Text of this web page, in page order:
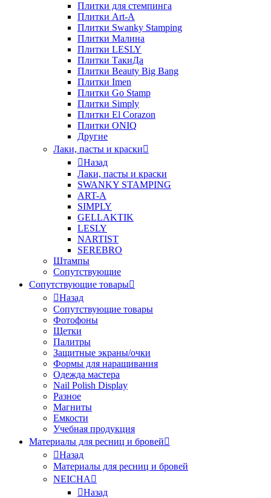
Плитки для стемпинга
Плитки Art-A
Плитки Swanky Stamping
Плитки Малина
Плитки LESLY
Плитки ТакиДа
Плитки Beauty Big Bang
Плитки Imen
Плитки Go Stamp
Плитки Simply
Плитки El Corazon
Плитки ONIQ
Другие
Лаки, пасты и краски
Назад
Лаки, пасты и краски
SWANKY STAMPING
ART-A
SIMPLY
GELLAKTIK
LESLY
NARTIST
SEREBRO
Штампы
Сопутствующие
Сопутствующие товары
Назад
Сопутствующие товары
Фотофоны
Щетки
Палитры
Защитные экраны/очки
Формы для наращивания
Одежда мастера
Nail Polish Display
Разное
Магниты
Емкости
Учебная продукция
Материалы для ресниц и бровей
Назад
Материалы для ресниц и бровей
NEICHA
Назад